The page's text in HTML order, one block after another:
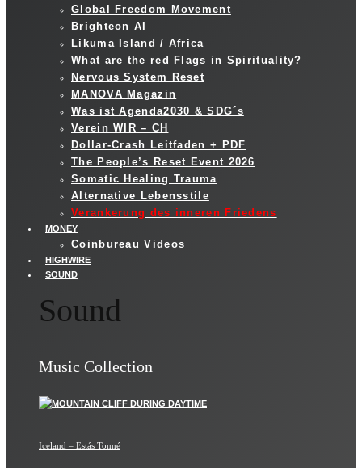
Global Freedom Movement
Brighteon AI
Likuma Island / Africa
What are the red Flags in Spirituality?
Nervous System Reset
MANOVA Magazin
Was ist Agenda2030 & SDG´s
Verein WIR – CH
Dollar-Crash Leitfaden + PDF
The People’s Reset Event 2026
Somatic Healing Trauma
Alternative Lebensstile
Verankerung des inneren Friedens
MONEY
Coinbureau Videos
HIGHWIRE
SOUND
Sound
Music Collection
Iceland – Estás Tonné